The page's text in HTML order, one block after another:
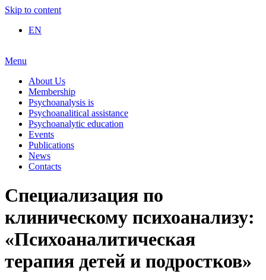
Skip to content
EN
Menu
About Us
Membership
Psychoanalysis is
Psychoanalitical assistance
Psychoanalytic education
Events
Publications
News
Contacts
Специализация по
клиническому психоанализу:
«Психоаналитическая
терапия детей и подростков»